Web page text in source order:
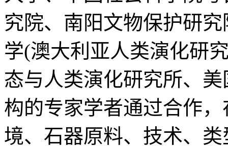
究院、南阳文物保护研
学(澳大利亚人类演化研
态与人类演化研究所、
构的专家学者通过合作
境、石器原料、技术、